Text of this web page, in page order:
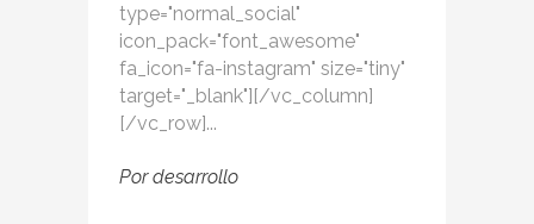
type="normal_social"
icon_pack="font_awesome"
fa_icon="fa-instagram" size="tiny"
target="_blank"][/vc_column]
[/vc_row]...
Por desarrollo